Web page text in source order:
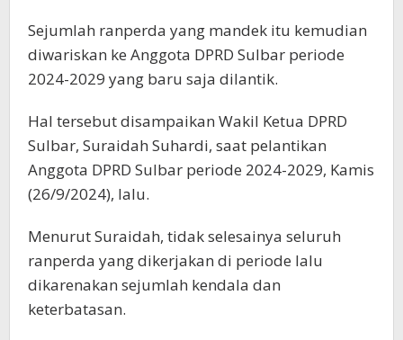
Sejumlah ranperda yang mandek itu kemudian
diwariskan ke Anggota DPRD Sulbar periode
2024-2029 yang baru saja dilantik.
Hal tersebut disampaikan Wakil Ketua DPRD
Sulbar, Suraidah Suhardi, saat pelantikan
Anggota DPRD Sulbar periode 2024-2029, Kamis
(26/9/2024), lalu.
Menurut Suraidah, tidak selesainya seluruh
ranperda yang dikerjakan di periode lalu
dikarenakan sejumlah kendala dan
keterbatasan.